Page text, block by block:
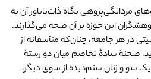
مردانگی‌پژوهی نگاه ذات‌ناباور آن به
این حوزه بر آن صحه می‌گذارند.
در هر جامعه، چنان‌که متأسفانه از
صحنۀ سادۀ تخاصم میان دو رستۀ
یک‌‌ سو و زنان ستم‌دیده از سوی دیگر،